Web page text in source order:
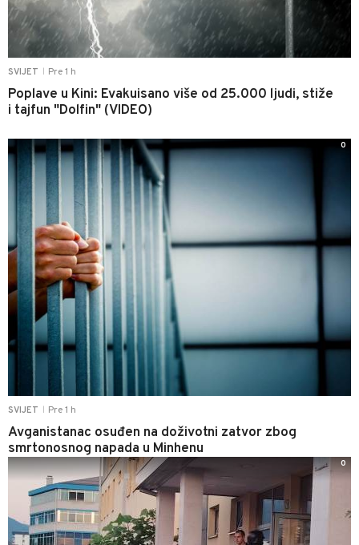
SVIJET Pre 1 h
Poplave u Kini: Evakuisano više od 25.000 ljudi, stiže
i tajfun "Dolfin" (VIDEO)
SVIJET Pre 1 h
Avganistanac osuđen na doživotni zatvor zbog
smrtonosnog napada u Minhenu
0
0